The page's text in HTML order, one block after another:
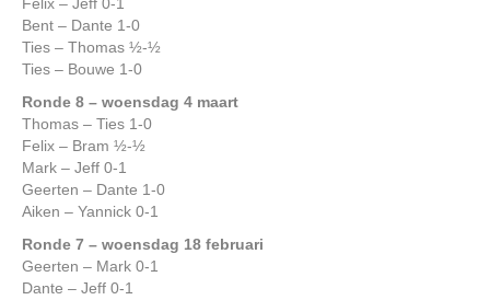
Bent – Dante 1-0
Ties – Thomas ½-½
Ties – Bouwe 1-0
Ronde 8 – woensdag 4 maart
Thomas – Ties 1-0
Felix – Bram ½-½
Mark – Jeff 0-1
Geerten – Dante 1-0
Aiken – Yannick 0-1
Ronde 7 – woensdag 18 februari
Geerten – Mark 0-1
Dante – Jeff 0-1